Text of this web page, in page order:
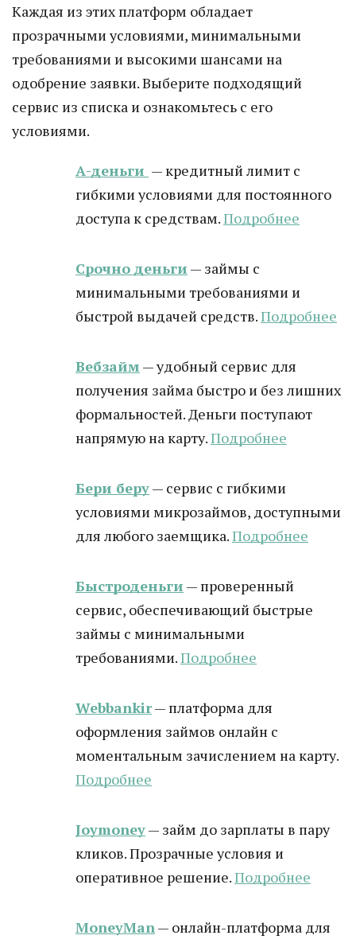
Каждая из этих платформ обладает
прозрачными условиями, минимальными
требованиями и высокими шансами на
одобрение заявки. Выберите подходящий
сервис из списка и ознакомьтесь с его
условиями.
А-деньги — кредитный лимит с
гибкими условиями для постоянного
доступа к средствам.Подробнее
Срочно деньги — займы с
минимальными требованиями и
быстрой выдачей средств.Подробнее
Вебзайм — удобный сервис для
получения займа быстро и без лишних
формальностей. Деньги поступают
напрямую на карту.Подробнее
Бери беру— сервис с гибкими
условиями микрозаймов, доступными
для любого заемщика.Подробнее
Быстроденьги — проверенный
сервис, обеспечивающий быстрые
займы с минимальными
требованиями.Подробнее
Webbankir— платформа для
оформления займов онлайн с
моментальным зачислением на карту.
Подробнее
Joymoney— займ до зарплаты в пару
кликов. Прозрачные условия и
оперативное решение.Подробнее
MoneyMan— онлайн-платформа для